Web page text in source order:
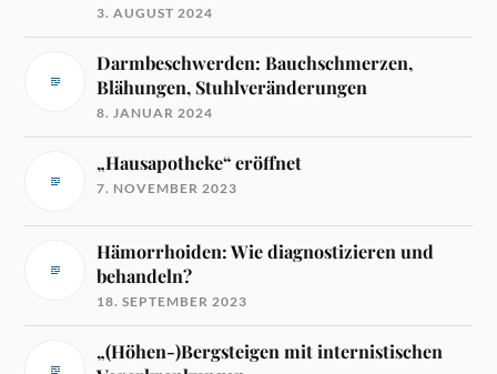
3. AUGUST 2024
Darmbeschwerden: Bauchschmerzen,
Blähungen, Stuhlveränderungen
8. JANUAR 2024
„Hausapotheke“ eröffnet
7. NOVEMBER 2023
Hämorrhoiden: Wie diagnostizieren und
behandeln?
18. SEPTEMBER 2023
„(Höhen-)Bergsteigen mit internistischen